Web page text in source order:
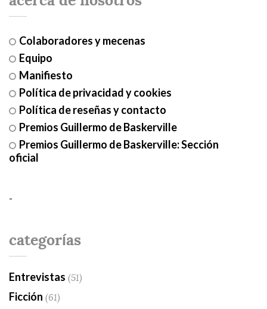
Colaboradores y mecenas
Equipo
Manifiesto
Política de privacidad y cookies
Política de reseñas y contacto
Premios Guillermo de Baskerville
Premios Guillermo de Baskerville: Sección
oficial
-
categorías
Entrevistas (51)
Ficción (61)